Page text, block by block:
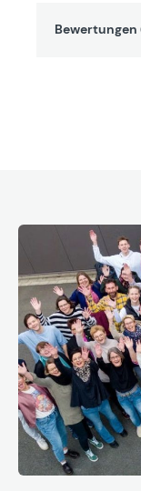
Bewertungen